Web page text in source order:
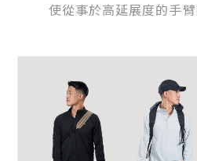
使從事於高延展度的手